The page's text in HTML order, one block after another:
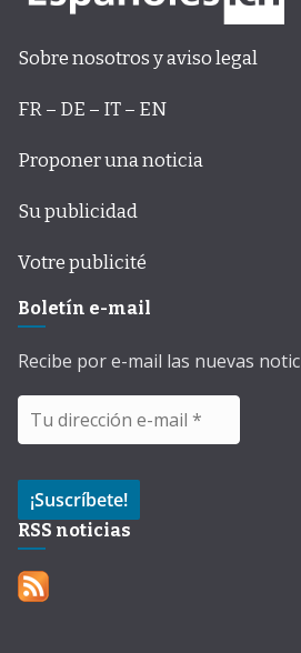
Sobre nosotros y aviso legal
FR – DE – IT – EN
Proponer una noticia
Su publicidad
Votre publicité
Boletín e-mail
Recibe por e-mail las nuevas
RSS noticias